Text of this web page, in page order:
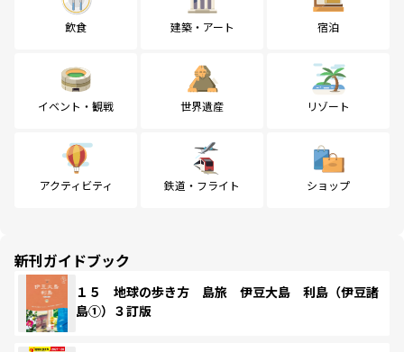
飲食 建築・アート 宿泊
イベント・観戦 世界遺産 リゾート
アクティビティ 鉄道・フライト ショップ
新刊ガイドブック
１５ 地球の歩き方 島旅 伊豆大島 利島（伊豆諸
島①）３訂版